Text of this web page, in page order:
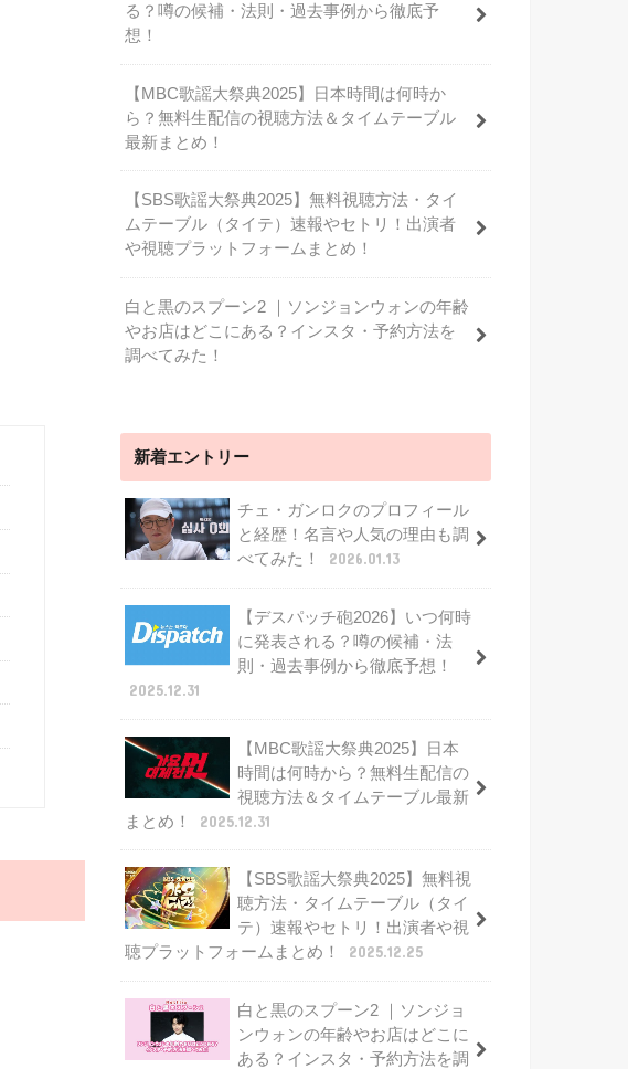
る？噂の候補・法則・過去事例から徹底予
想！
【MBC歌謡大祭典2025】日本時間は何時か
ら？無料生配信の視聴方法＆タイムテーブル
最新まとめ！
【SBS歌謡大祭典2025】無料視聴方法・タイ
ムテーブル（タイテ）速報やセトリ！出演者
や視聴プラットフォームまとめ！
白と黒のスプーン2 ｜ソンジョンウォンの年齢
やお店はどこにある？インスタ・予約方法を
調べてみた！
新着エントリー
チェ・ガンロクのプロフィール
と経歴！名言や人気の理由も調
べてみた！
2026.01.13
【デスパッチ砲2026】いつ何時
に発表される？噂の候補・法
則・過去事例から徹底予想！
2025.12.31
【MBC歌謡大祭典2025】日本
時間は何時から？無料生配信の
視聴方法＆タイムテーブル最新
まとめ！
2025.12.31
【SBS歌謡大祭典2025】無料視
聴方法・タイムテーブル（タイ
テ）速報やセトリ！出演者や視
聴プラットフォームまとめ！
2025.12.25
白と黒のスプーン2 ｜ソンジョ
ンウォンの年齢やお店はどこに
ある？インスタ・予約方法を調